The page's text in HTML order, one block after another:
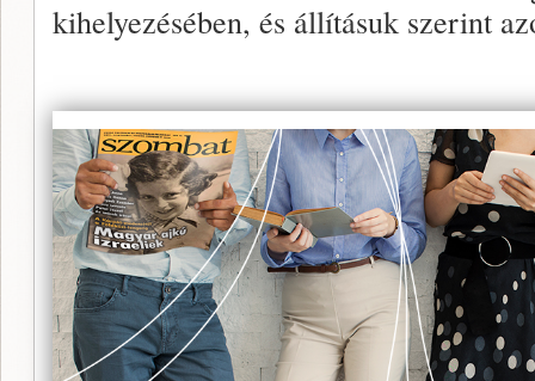
kihelyezésében, és állításuk szerint